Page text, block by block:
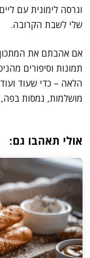
וגרסה לימונית עם
שלי לשבת הקרובה.
אם אהבתם את
תמונות וסיפורים
הלאה – כדי שעוד
מושלמות, נמסות
אולי תאהבו גם: